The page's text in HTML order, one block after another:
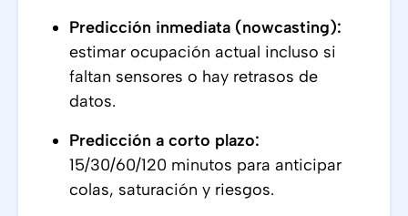
Predicción inmediata (nowcasting):
estimar ocupación actual incluso si
faltan sensores o hay retrasos de
datos.
Predicción a corto plazo:
15/30/60/120 minutos para anticipar
colas, saturación y riesgos.